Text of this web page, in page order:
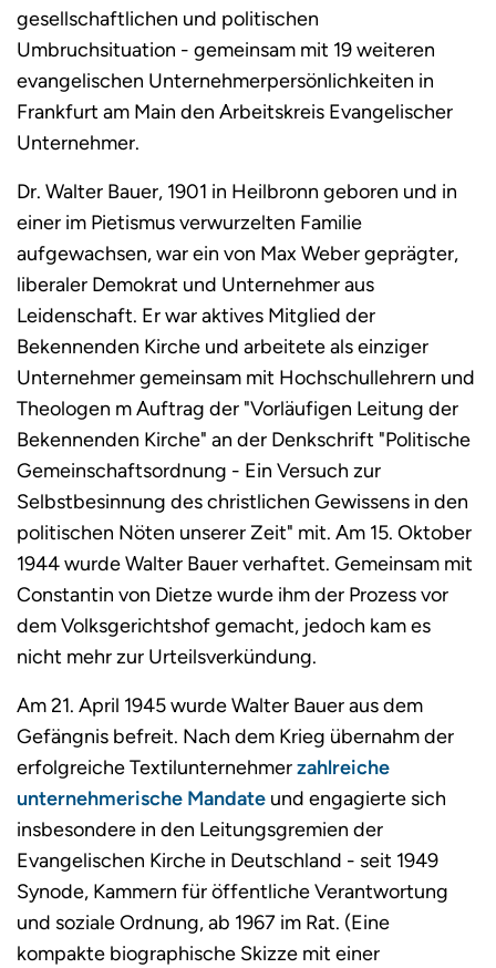
gesellschaftlichen und politischen
Umbruchsituation - gemeinsam mit 19 weiteren
evangelischen Unternehmerpersönlichkeiten in
Frankfurt am Main den Arbeitskreis Evangelischer
Unternehmer.
Dr. Walter Bauer, 1901 in Heilbronn geboren und in
einer im Pietismus verwurzelten Familie
aufgewachsen, war ein von Max Weber geprägter,
liberaler Demokrat und Unternehmer aus
Leidenschaft. Er war aktives Mitglied der
Bekennenden Kirche und arbeitete als einziger
Unternehmer gemeinsam mit Hochschullehrern und
Theologen m Auftrag der "Vorläufigen Leitung der
Bekennenden Kirche" an der Denkschrift "Politische
Gemeinschaftsordnung - Ein Versuch zur
Selbstbesinnung des christlichen Gewissens in den
politischen Nöten unserer Zeit" mit. Am 15. Oktober
1944 wurde Walter Bauer verhaftet. Gemeinsam mit
Constantin von Dietze wurde ihm der Prozess vor
dem Volksgerichtshof gemacht, jedoch kam es
nicht mehr zur Urteilsverkündung.
Am 21. April 1945 wurde Walter Bauer aus dem
Gefängnis befreit. Nach dem Krieg übernahm der
erfolgreiche Textilunternehmerzahlreiche
unternehmerische Mandate und engagierte sich
insbesondere in den Leitungsgremien der
Evangelischen Kirche in Deutschland - seit 1949
Synode, Kammern für öffentliche Verantwortung
und soziale Ordnung, ab 1967 im Rat. (Eine
kompakte biographische Skizze mit einer